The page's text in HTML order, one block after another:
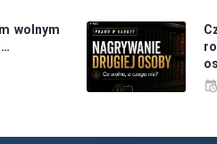
wolnym